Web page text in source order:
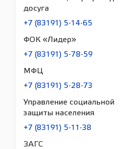
досуга
+7 (83191) 5-14-65
ФОК «Лидер»
+7 (83191) 5-78-59
МФЦ
+7 (83191) 5-28-73
Управление социальной
защиты населения
+7 (83191) 5-11-38
ЗАГС